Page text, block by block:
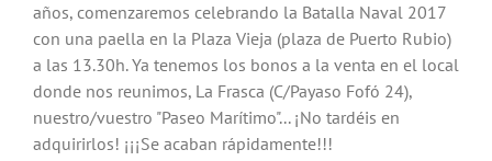
años, comenzaremos celebrando la Batalla Naval 2017
con una paella en la Plaza Vieja (plaza de Puerto Rubio)
a las 13.30h. Ya tenemos los bonos a la venta en el local
donde nos reunimos, La Frasca (C/Payaso Fofó 24),
nuestro/vuestro "Paseo Marítimo"... ¡No tardéis en
adquirirlos! ¡¡¡Se acaban rápidamente!!!